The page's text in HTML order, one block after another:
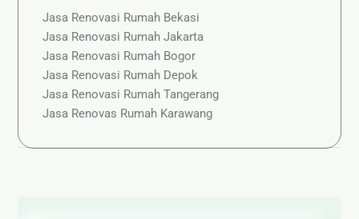
Jasa Renovasi Rumah Bekasi
Jasa Renovasi Rumah Jakarta
Jasa Renovasi Rumah Bogor
Jasa Renovasi Rumah Depok
Jasa Renovasi Rumah Tangerang
Jasa Renovas Rumah Karawang